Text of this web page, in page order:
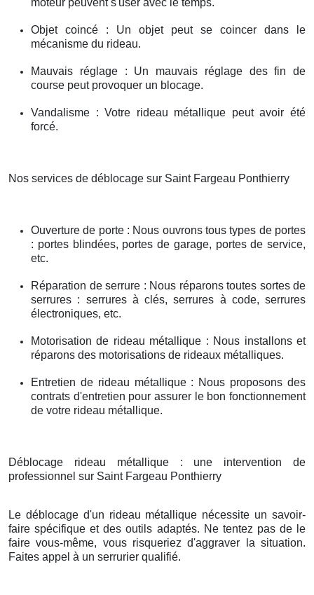
moteur peuvent s'user avec le temps.
Objet coincé : Un objet peut se coincer dans le
mécanisme du rideau.
Mauvais réglage : Un mauvais réglage des fin de
course peut provoquer un blocage.
Vandalisme : Votre rideau métallique peut avoir été
forcé.
Nos services de déblocage sur Saint Fargeau Ponthierry
Ouverture de porte : Nous ouvrons tous types de portes
: portes blindées, portes de garage, portes de service,
etc.
Réparation de serrure : Nous réparons toutes sortes de
serrures : serrures à clés, serrures à code, serrures
électroniques, etc.
Motorisation de rideau métallique : Nous installons et
réparons des motorisations de rideaux métalliques.
Entretien de rideau métallique : Nous proposons des
contrats d'entretien pour assurer le bon fonctionnement
de votre rideau métallique.
Déblocage rideau métallique : une intervention de
professionnel sur Saint Fargeau Ponthierry
Le déblocage d'un rideau métallique nécessite un savoir-
faire spécifique et des outils adaptés. Ne tentez pas de le
faire vous-même, vous risqueriez d'aggraver la situation.
Faites appel à un serrurier qualifié.